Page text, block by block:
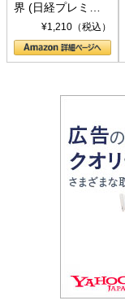
界 (日経プレミア
シリーズ)¥1,210（税込）